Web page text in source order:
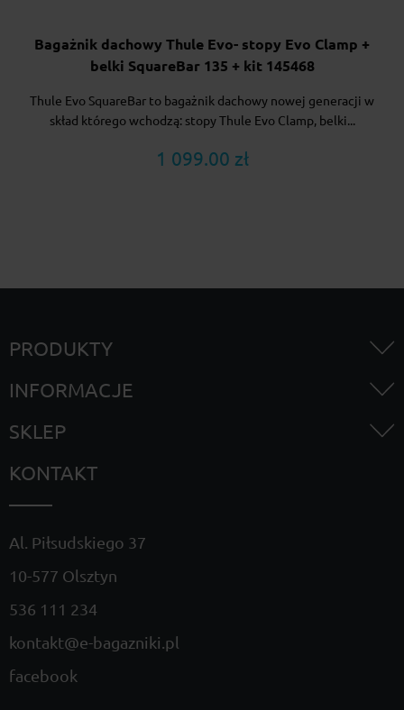
Bagażnik dachowy Thule Evo- stopy Evo Clamp +
belki SquareBar 135 + kit 145468
Thule Evo SquareBar to bagażnik dachowy nowej generacji w
skład którego wchodzą: stopy Thule Evo Clamp, belki...
1 099.00 zł
PRODUKTY
INFORMACJE
SKLEP
KONTAKT
Al. Piłsudskiego 37
10-577 Olsztyn
536 111 234
kontakt@e-bagazniki.pl
facebook